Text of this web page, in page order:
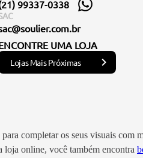
99337-0338
UMA LOJA
Lojas Mais Próximas
completar os seus visuais com
loja online, você também encontra